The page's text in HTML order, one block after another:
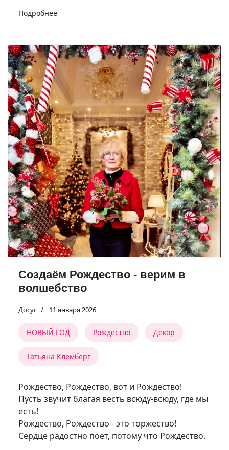
Подробнее
Создаём Рождество - верим в
волшебство
Досуг 11 января 2026
НОВЫЙ ГОД Рождество Декор
Татьяна Клемберг
Рождество, Рождество, вот и Рождество!
Пусть звучит благая весть всюду-всюду, где мы
есть!
Рождество, Рождество - это торжество!
Сердце радостно поёт, потому что Рождество.